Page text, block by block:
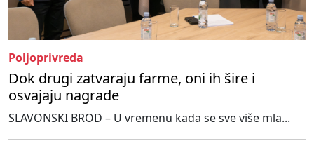
Poljoprivreda
Dok drugi zatvaraju farme, oni ih šire i
osvajaju nagrade
SLAVONSKI BROD – U vremenu kada se sve više mla...